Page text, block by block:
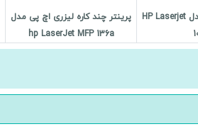
پرینتر لیزری اچ مدل HP Laserjet
پرینتر چند کاره لیزری اچ پی مدل
hp LaserJet MFP 136a